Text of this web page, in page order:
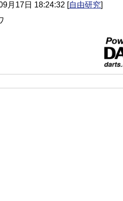
月17日 18:24:32 [自由研究]